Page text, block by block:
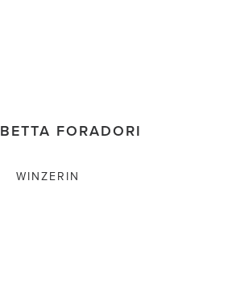
FORADORI
WINZERIN